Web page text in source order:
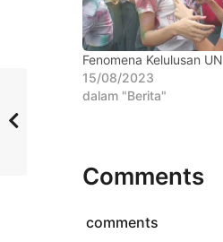
Fenomena Kelulusan UN
15/08/2023
dalam "Berita"
Comments
comments